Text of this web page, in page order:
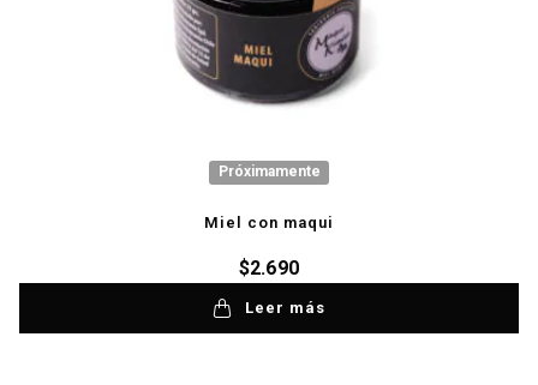
Próximamente
Miel con maqui
$2.690
Leer más